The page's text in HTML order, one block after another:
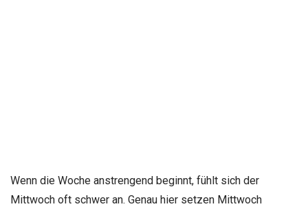
Wenn die Woche anstrengend beginnt, fühlt sich der
Mittwoch oft schwer an. Genau hier setzen Mittwoch